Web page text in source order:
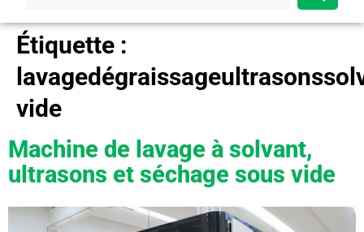
Étiquette :
vide
Machine de lavage à solvant,
ultrasons et séchage sous vide